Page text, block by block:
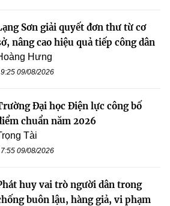
Sơn giải quyết đơn thư từ cơ
nâng cao hiệu quả tiếp công dân
Hưng
09/08/2026
Đại học Điện lực công bố
chuẩn năm 2026
Tài
09/08/2026
huy vai trò người dân trong
buôn lậu, hàng giả, vi phạm